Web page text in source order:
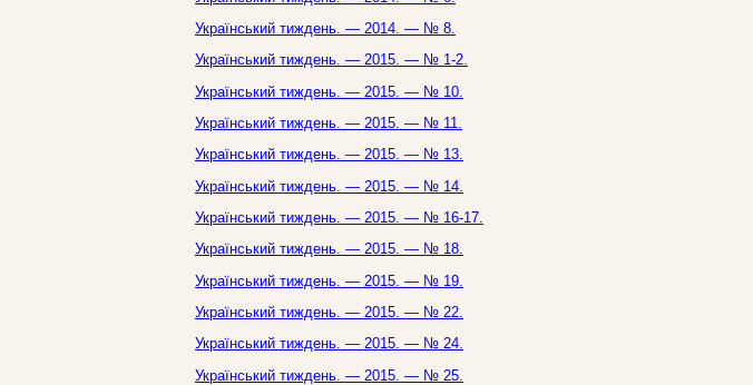
Український тиждень. — 2014. — № 8.
Український тиждень. — 2015. — № 1-2.
Український тиждень. — 2015. — № 10.
Український тиждень. — 2015. — № 11.
Український тиждень. — 2015. — № 13.
Український тиждень. — 2015. — № 14.
Український тиждень. — 2015. — № 16-17.
Український тиждень. — 2015. — № 18.
Український тиждень. — 2015. — № 19.
Український тиждень. — 2015. — № 22.
Український тиждень. — 2015. — № 24.
Український тиждень. — 2015. — № 25.